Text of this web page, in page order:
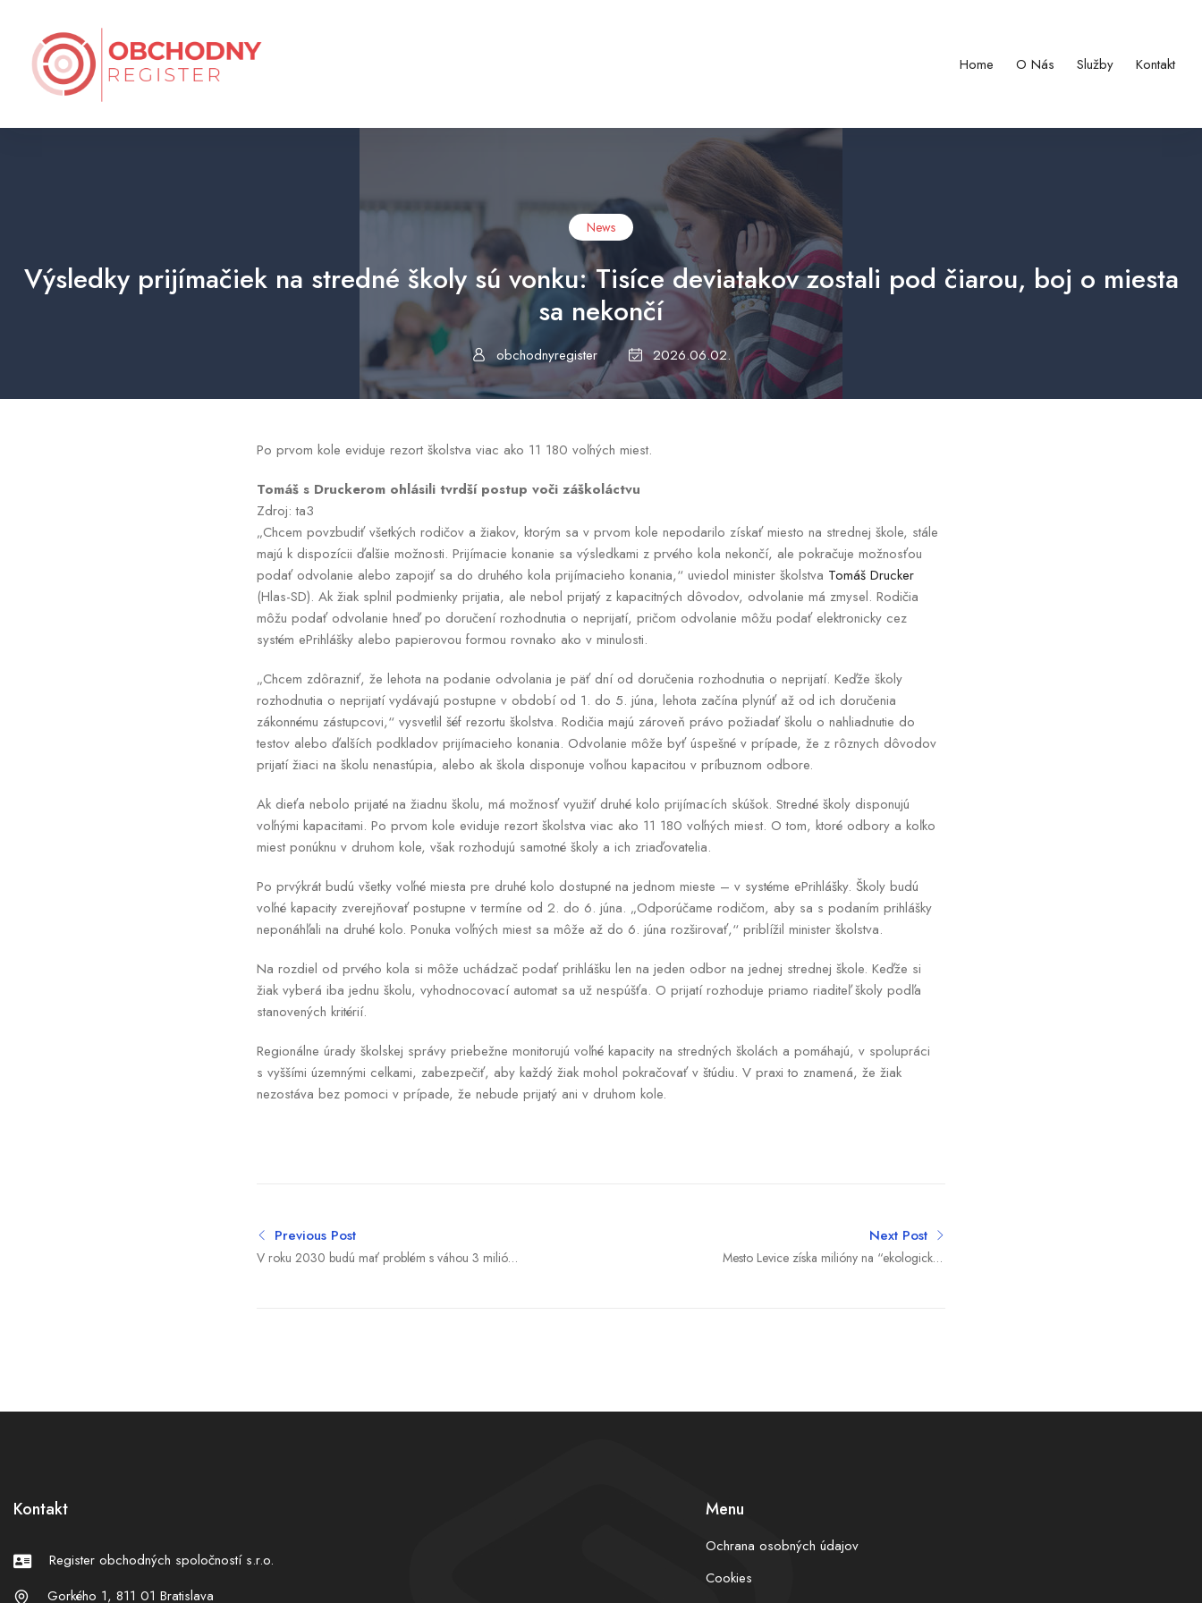
Home O Nás Služby Kontakt
News
Výsledky prijímačiek na stredné školy sú vonku: Tisíce deviatakov zostali pod čiarou, boj o miesta
sa nekončí
obchodnyregister 2026.06.02.
Po prvom kole eviduje rezort školstva viac ako 11 180 voľných miest.
Tomáš s Druckerom ohlásili tvrdší postup voči záškoláctvu
Zdroj: ta3
„Chcem povzbudiť všetkých rodičov a žiakov, ktorým sa v prvom kole nepodarilo získať miesto na strednej škole, stále
majú k dispozícii ďalšie možnosti. Prijímacie konanie sa výsledkami z prvého kola nekončí, ale pokračuje možnosťou
podať odvolanie alebo zapojiť sa do druhého kola prijímacieho konania,“ uviedol minister školstva Tomáš Drucker
(Hlas-SD). Ak žiak splnil podmienky prijatia, ale nebol prijatý z kapacitných dôvodov, odvolanie má zmysel. Rodičia
môžu podať odvolanie hneď po doručení rozhodnutia o neprijatí, pričom odvolanie môžu podať elektronicky cez
systém ePrihlášky alebo papierovou formou rovnako ako v minulosti.
„Chcem zdôrazniť, že lehota na podanie odvolania je päť dní od doručenia rozhodnutia o neprijatí. Keďže školy
rozhodnutia o neprijatí vydávajú postupne v období od 1. do 5. júna, lehota začína plynúť až od ich doručenia
zákonnému zástupcovi,“ vysvetlil šéf rezortu školstva. Rodičia majú zároveň právo požiadať školu o nahliadnutie do
testov alebo ďalších podkladov prijímacieho konania. Odvolanie môže byť úspešné v prípade, že z rôznych dôvodov
prijatí žiaci na školu nenastúpia, alebo ak škola disponuje voľnou kapacitou v príbuznom odbore.
Ak dieťa nebolo prijaté na žiadnu školu, má možnosť využiť druhé kolo prijímacích skúšok. Stredné školy disponujú
voľnými kapacitami. Po prvom kole eviduje rezort školstva viac ako 11 180 voľných miest. O tom, ktoré odbory a koľko
miest ponúknu v druhom kole, však rozhodujú samotné školy a ich zriaďovatelia.
Po prvýkrát budú všetky voľné miesta pre druhé kolo dostupné na jednom mieste – v systéme ePrihlášky. Školy budú
voľné kapacity zverejňovať postupne v termíne od 2. do 6. júna. „Odporúčame rodičom, aby sa s podaním prihlášky
neponáhľali na druhé kolo. Ponuka voľných miest sa môže až do 6. júna rozširovať,“ priblížil minister školstva.
Na rozdiel od prvého kola si môže uchádzač podať prihlášku len na jeden odbor na jednej strednej škole. Keďže si
žiak vyberá iba jednu školu, vyhodnocovací automat sa už nespúšťa. O prijatí rozhoduje priamo riaditeľ školy podľa
stanovených kritérií.
Regionálne úrady školskej správy priebežne monitorujú voľné kapacity na stredných školách a pomáhajú, v spolupráci
s vyššími územnými celkami, zabezpečiť, aby každý žiak mohol pokračovať v štúdiu. V praxi to znamená, že žiak
nezostáva bez pomoci v prípade, že nebude prijatý ani v druhom kole.
Previous Post
V roku 2030 budú mať problém s váhou 3 milióny
Next Post
Mesto Levice získa milióny na “ekologickú”
Kontakt
Register obchodných spoločností s.r.o.
Gorkého 1, 811 01 Bratislava
Menu
Ochrana osobných údajov
Cookies